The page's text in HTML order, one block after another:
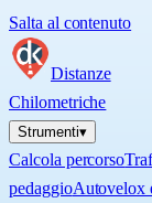
Salta al contenuto
Distanze
Chilometriche
Strumenti▾
Calcola percorso
pedaggioAutovelox